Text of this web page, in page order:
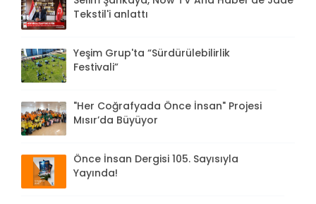
Tekstil'i anlattı
Yeşim Grup'ta “Sürdürülebilirlik
Festivali”
"Her Coğrafyada Önce İnsan" Projesi
Mısır’da Büyüyor
Önce İnsan Dergisi 105. Sayısıyla
Yayında!